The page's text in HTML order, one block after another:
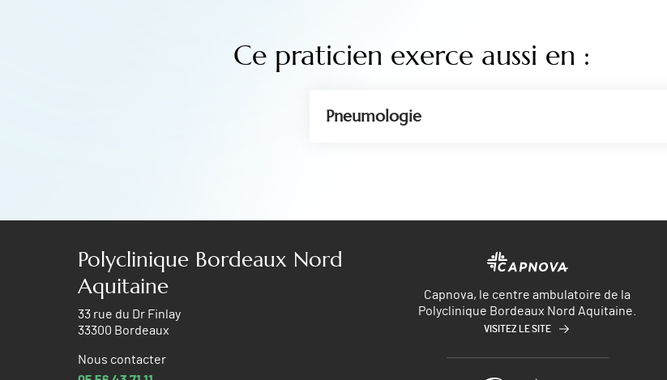
Ce praticien exerce aussi en :
Pneumologie
Polyclinique Bordeaux Nord
Aquitaine
33 rue du Dr Finlay
33300 Bordeaux
Nous contacter
Capnova, le centre ambulatoire de la
Polyclinique Bordeaux Nord Aquitaine.
VISITEZ LE SITE